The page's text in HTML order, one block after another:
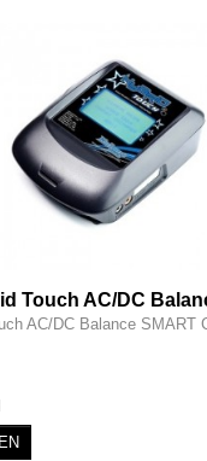
Touch AC/DC
AC/DC Balance SMART